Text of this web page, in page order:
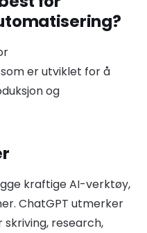
er utviklet for å
og
kraftige AI-verktøy,
ChatGPT utmerker
research,